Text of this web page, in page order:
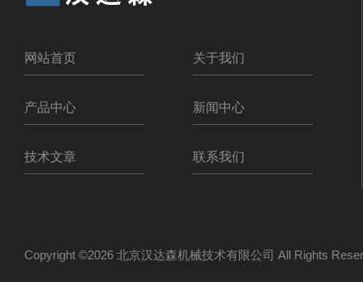
网站首页 关于我们
产品中心 新闻中心
技术文章 联系我们
Copyright ©2026 北京汉达森机械技术有限公司 All Rights